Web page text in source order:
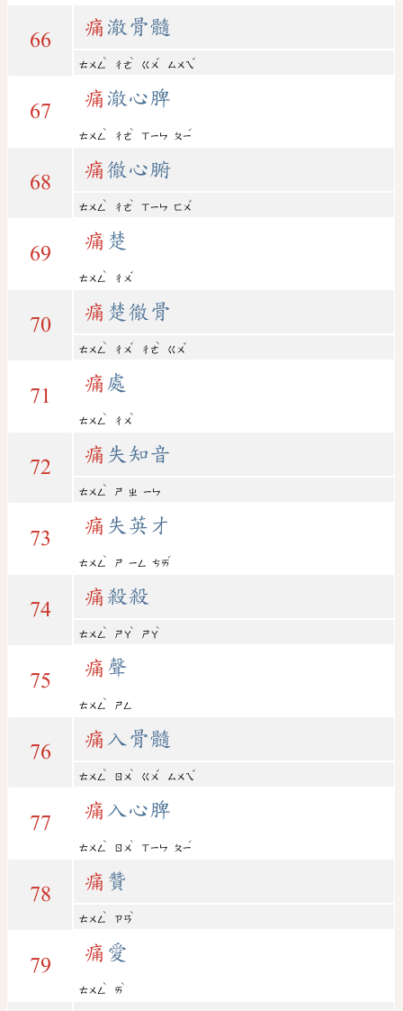
66
痛 澈骨髓
ㄊㄨㄥ
ˋ
ㄔㄜ
ˋ
ㄍㄨ
ˇ
ㄙㄨㄟ
ˇ
67
痛 澈心脾
ㄊㄨㄥ
ˋ
ㄔㄜ
ˋ
ㄒㄧㄣ ㄆㄧ
ˊ
68
痛 徹心腑
ㄊㄨㄥ
ˋ
ㄔㄜ
ˋ
ㄒㄧㄣ ㄈㄨ
ˇ
69
痛 楚
ㄊㄨㄥ
ˋ
ㄔㄨ
ˇ
70
痛 楚徹骨
ㄊㄨㄥ
ˋ
ㄔㄨ
ˇ
ㄔㄜ
ˋ
ㄍㄨ
ˇ
71
痛 處
ㄊㄨㄥ
ˋ
ㄔㄨ
ˋ
72
痛 失知音
ㄊㄨㄥ
ˋ
ㄕ ㄓ ㄧㄣ
73
痛 失英才
ㄊㄨㄥ
ˋ
ㄕ ㄧㄥ ㄘㄞ
ˊ
74
痛 殺殺
ㄊㄨㄥ
ˋ
ㄕㄚ
ˋ
ㄕㄚ
ˋ
75
痛 聲
ㄊㄨㄥ
ˋ
ㄕㄥ
76
痛 入骨髓
ㄊㄨㄥ
ˋ
ㄖㄨ
ˋ
ㄍㄨ
ˇ
ㄙㄨㄟ
ˇ
77
痛 入心脾
ㄊㄨㄥ
ˋ
ㄖㄨ
ˋ
ㄒㄧㄣ ㄆㄧ
ˊ
78
痛 贊
ㄊㄨㄥ
ˋ
ㄗㄢ
ˋ
79
痛 愛
ㄊㄨㄥ
ˋ
ㄞ
ˋ